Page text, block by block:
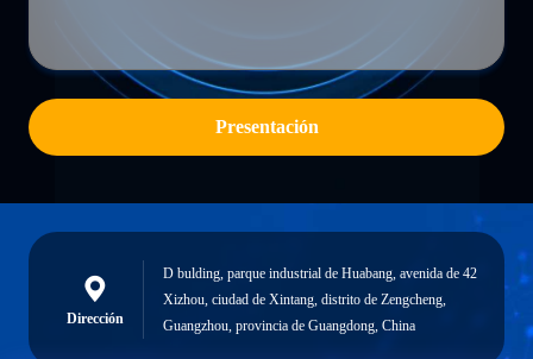
Presentación
Dirección
D bulding, parque industrial de Huabang, avenida de 42
Xizhou, ciudad de Xintang, distrito de Zengcheng,
Guangzhou, provincia de Guangdong, China